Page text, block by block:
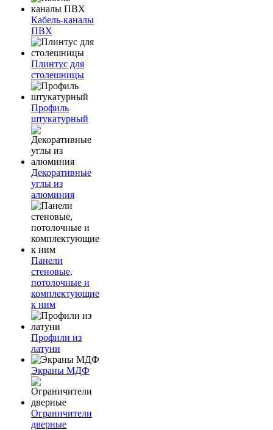
Кабель-каналы
ПВХ
Плинтус для
столешницы
Профиль
штукатурный
Декоративные
углы из
алюминия
Панели
стеновые,
потолочные и
комплектующие
к ним
Профили из
латуни
Экраны МДФ
Ограничители
дверные